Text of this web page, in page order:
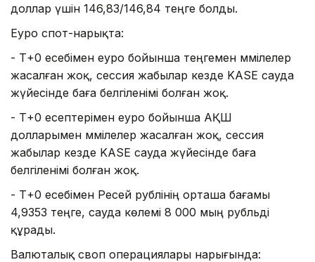
доллар үшін 146,83/146,84 теңге болды.
Еуро спот-нарықта:
- Т+0 есебімен еуро бойынша теңгемен мәмілелер
жасалған жоқ, сессия жабылар кезде KASE сауда
жүйесінде баға белгіленімі болған жоқ.
- Т+0 есептерімен еуро бойынша АҚШ
долларымен мәмілелер жасалған жоқ, сессия
жабылар кезде KASE сауда жүйесінде баға
белгіленімі болған жоқ.
- Т+0 есебімен Ресей рублінің орташа бағамы
4,9353 теңге, сауда көлемі 8 000 мың рубльді
құрады.
Валюталық своп операциялары нарығында: